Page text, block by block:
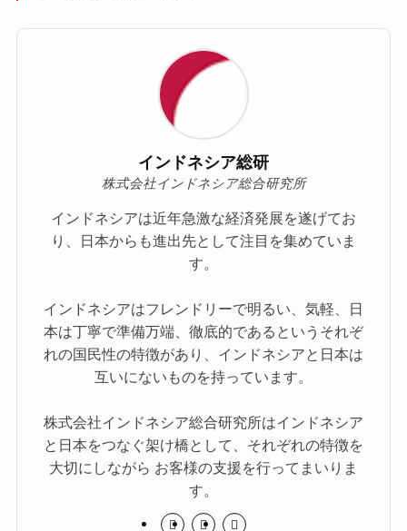
インドネシア総研
株式会社インドネシア総合研究所
インドネシアは近年急激な経済発展を遂げてお
り、日本からも進出先として注目を集めていま
す。
インドネシアはフレンドリーで明るい、気軽、日
本は丁寧で準備万端、徹底的であるというそれぞ
れの国民性の特徴があり、インドネシアと日本は
互いにないものを持っています。
株式会社インドネシア総合研究所はインドネシア
と日本をつなぐ架け橋として、それぞれの特徴を
大切にしながら お客様の支援を行ってまいりま
す。